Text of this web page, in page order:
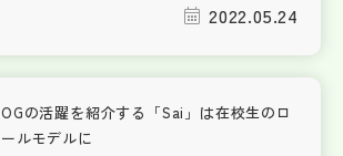
2022.05.24
OGの活躍を紹介する「Sai」は在校生のロ
ールモデルに